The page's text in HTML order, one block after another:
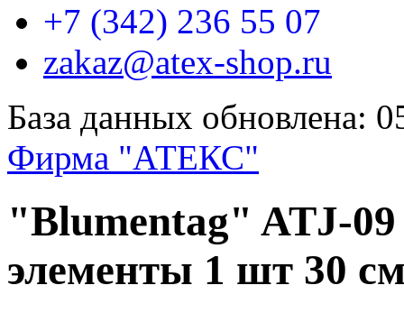
+7 (342) 236 55 07
zakaz@atex-shop.ru
База данных обновлена:
Фирма "АТЕКС"
"Blumentag" ATJ-
элементы 1 шт 30